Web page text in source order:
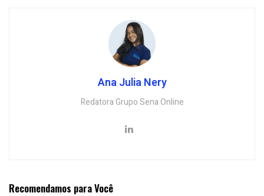
Ana Julia Nery
Redatora Grupo Sena Online
Recomendamos para Você